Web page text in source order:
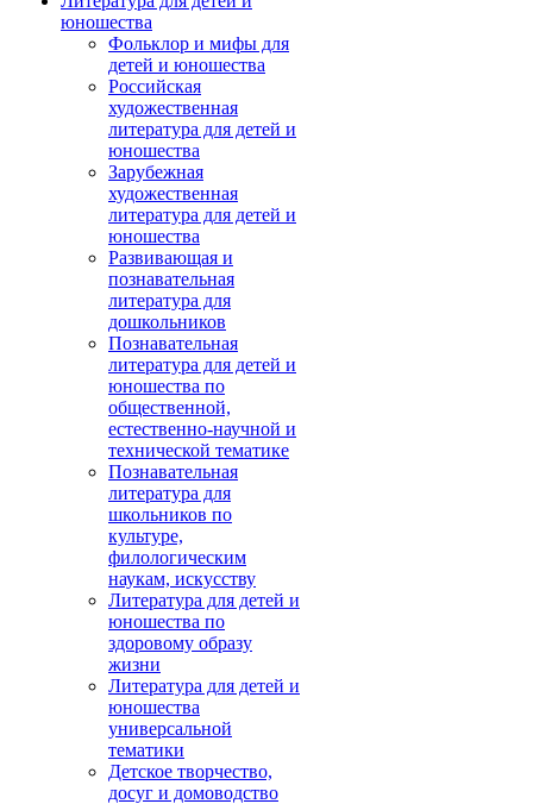
юношества
Фольклор и мифы для
детей и юношества
Российская
художественная
литература для детей и
юношества
Зарубежная
художественная
литература для детей и
юношества
Развивающая и
познавательная
литература для
дошкольников
Познавательная
литература для детей и
юношества по
общественной,
естественно-научной и
технической тематике
Познавательная
литература для
школьников по
культуре,
филологическим
наукам, искусству
Литература для детей и
юношества по
здоровому образу
жизни
Литература для детей и
юношества
универсальной
тематики
Детское творчество,
досуг и домоводство